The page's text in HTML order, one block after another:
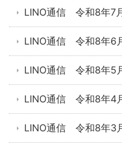
LINO通信 令和8年7
LINO通信 令和8年6
LINO通信 令和8年5
LINO通信 令和8年4
LINO通信 令和8年3